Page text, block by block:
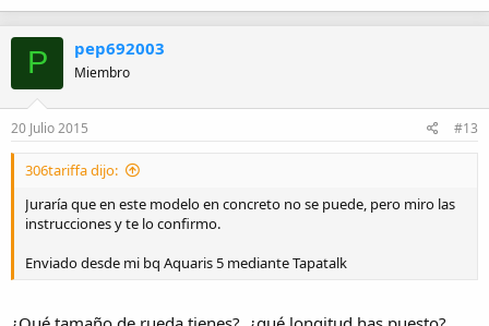
P pep692003
Miembro
20 Julio 2015 #13
306tariffa dijo:
Juraría que en este modelo en concreto no se puede, pero miro las
instrucciones y te lo confirmo.
Enviado desde mi bq Aquaris 5 mediante Tapatalk